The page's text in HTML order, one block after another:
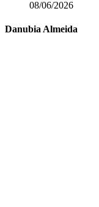
08/06/2026
Danubia Almeida